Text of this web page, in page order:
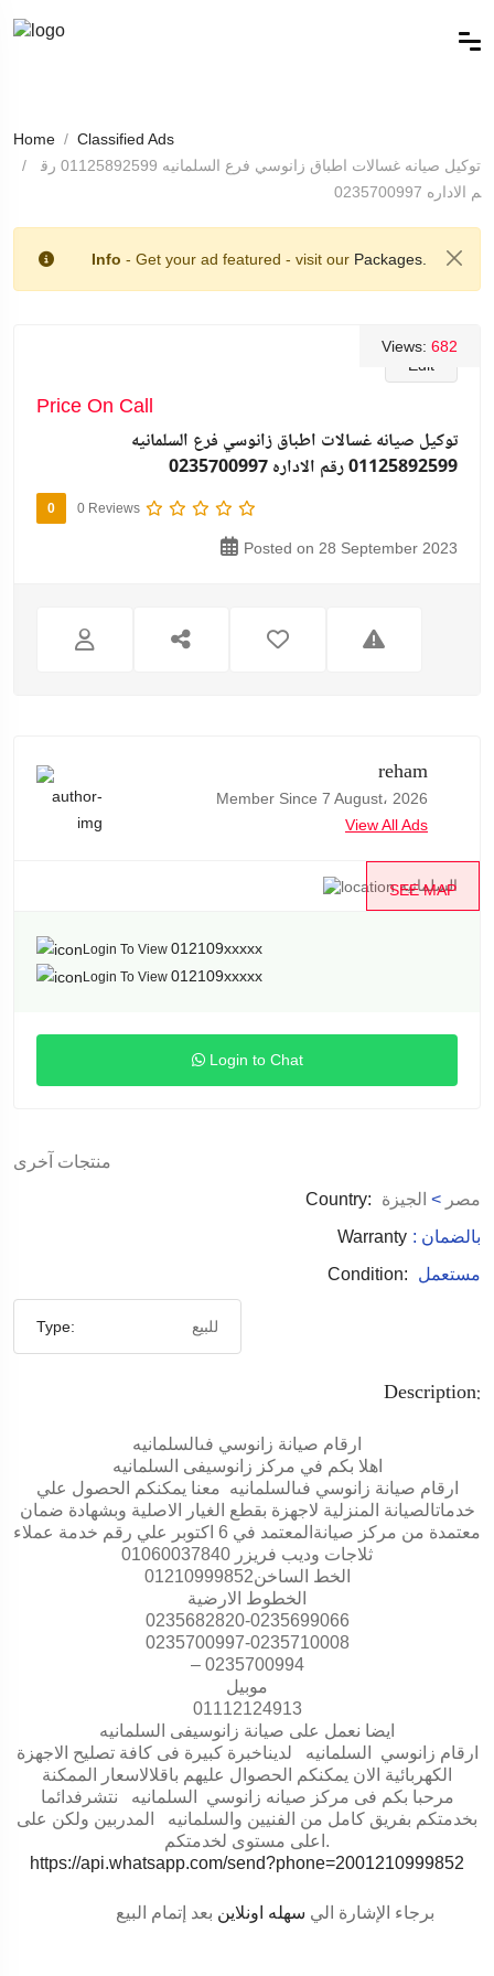
Home
Classified Ads
توكيل صيانه غسالات اطباق زانوسي فرع السلمانيه 01125892599 رق
م الاداره 0235700997
Info - Get your ad featured - visit our Packages.
Edit
Views: 682
Price On Call
توكيل صيانه غسالات اطباق زانوسي فرع السلمانيه
01125892599 رقم الاداره 0235700997
0 0 Reviews
Posted on 28 September 2023
reham
Member Since 7 August، 2026
View All Ads
SEE MAP
السلمانيه
Login To View 012109xxxxx
Login To View 012109xxxxx
Login to Chat
منتجات آخرى
Country:
مصر > الجيزة
Warranty
: بالضمان
Condition:
مستعمل
Type: للبيع
Description:
ارقام صيانة زانوسي فىالسلمانيه
اهلا بكم في مركز زانوسيفى السلمانيه
ارقام صيانة زانوسي فىالسلمانيه معنا يمكنكم الحصول علي
خدماتالصيانة المنزلية لاجهزة بقطع الغيار الاصلية وبشهادة ضمان
معتمدة من مركز صيانةالمعتمد في 6 اكتوبر علي رقم خدمة عملاء
ثلاجات وديب فريزر 01060037840
الخط الساخن01210999852
الخطوط الارضية
0235682820-0235699066
0235700997-0235710008
– 0235700994
موبيل
01112124913
ايضا نعمل على صيانة زانوسيفى السلمانيه
ارقام زانوسي السلمانيه لديناخبرة كبيرة فى كافة تصليح الاجهزة
الكهربائية الان يمكنكم الحصوال عليهم باقلالاسعار الممكنة
مرحبا بكم فى مركز صيانه زانوسي السلمانيه نتشرفدائما
بخدمتكم بفريق كامل من الفنيين والسلمانيه المدربين ولكن على
اعلى مستوى لخدمتكم .
https://api.whatsapp.com/send?phone=2001210999852
برجاء الإشارة الي سهله اونلاين بعد إتمام البيع